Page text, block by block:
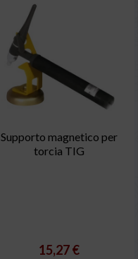
Supporto magnetico per
torcia TIG
15,27 €